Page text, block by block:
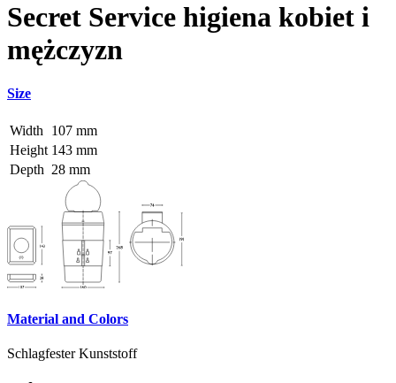
Secret Service higiena kobiet i
mężczyzn
Size
Width
107 mm
Height 143 mm
Depth 28 mm
Material and Colors
Schlagfester Kunststoff